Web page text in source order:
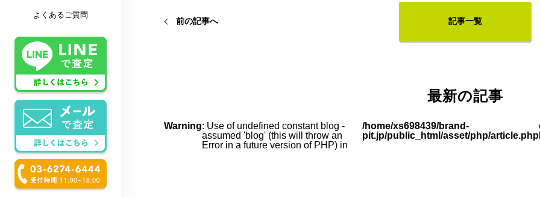
よくあるご質問
前の記事へ 記事一覧
最新の記事
Warning: Use of undefined constant blog -
assumed 'blog' (this will throw an
Error in a future version of PHP) in
/home/xs698439/brand-
pit.jp/public_html/asset/php/article.php